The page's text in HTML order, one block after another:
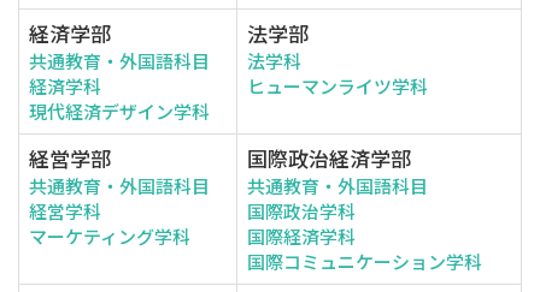
経済学部
共通教育・外国語科目
経済学科
現代経済デザイン学科
法学部
法学科
ヒューマンライツ学科
経営学部
共通教育・外国語科目
経営学科
マーケティング学科
国際政治経済学部
共通教育・外国語科目
国際政治学科
国際経済学科
国際コミュニケーション学科